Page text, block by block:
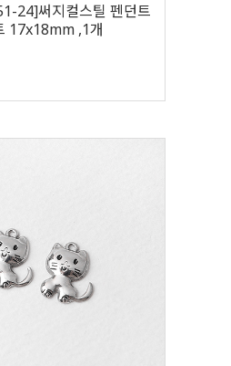
24]써지컬스틸 펜던트
17x18mm ,1개